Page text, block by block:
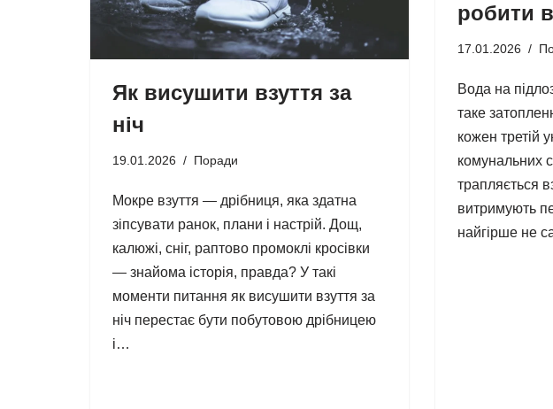
Як висушити взуття за
ніч
19.01.2026 Поради
Мокре взуття — дрібниця, яка здатна
зіпсувати ранок, плани і настрій. Дощ,
калюжі, сніг, раптово промоклі кросівки
— знайома історія, правда? У такі
моменти питання як висушити взуття за
ніч перестає бути побутовою дрібницею
і…
робити
17.01.2026
Вода на
таке
кожен третій
комунальних
трапляється
витримують
найгірше не